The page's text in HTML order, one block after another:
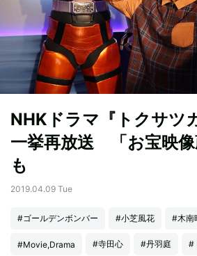
NHKドラマ『トクサツ
一挙再放送 「お宝映像
も
2019.04.09 Tue
#ゴールデンボンバー #小芝風花 #木南
#Movie,Drama #寺田心 #丹羽庭 #